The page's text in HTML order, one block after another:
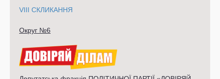
VIII СКЛИКАННЯ
Округ №6